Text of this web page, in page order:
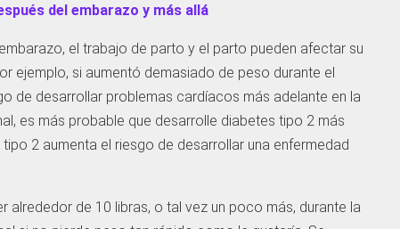
del embarazo y más allá
el trabajo de parto y el parto pueden afectar su
ejemplo, si aumentó demasiado de peso durante el
de desarrollar problemas cardíacos más adelante en la
es más probable que desarrolle diabetes tipo 2 más
2 aumenta el riesgo de desarrollar una enfermedad
alrededor de 10 libras, o tal vez un poco más, durante la